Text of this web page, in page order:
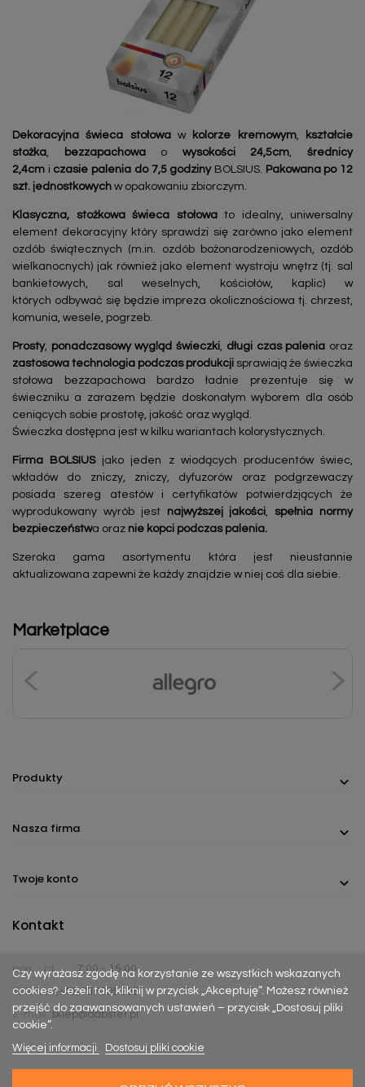
Dekoracyjna świeca stołowaw kolorze kremowym,
kształcie
stożka, bezzapachowao wysokości 24,5cm,średnicy
2,4cm i czasie palenia do 7,5 godzinyBOLSIUS. Pakowana po 12
szt. jednostkowych w opakowaniu zbiorczym.
Klasyczna, stożkowa świeca stołowato idealny, uniwersalny
element dekoracyjny który sprawdzi się zarówno jako element
ozdób świątecznych (m.in. ozdób bożonarodzeniowych, ozdób
wielkanocnych) jak również jako element wystroju wnętrz (tj. sal
bankietowych, sal weselnych, kościołów, kaplic) w
których odbywać się będzie impreza okolicznościowa tj. chrzest,
komunia, wesele, pogrzeb.
Prosty, ponadczasowy wygląd świeczki, długi czas palenia oraz
zastosowa technologia podczas produkcji sprawiają że świeczka
stołowa bezzapachowa bardzo ładnie prezentuje się w
świeczniku a zarazem będzie doskonałym wyborem dla osób
ceniących sobie prostotę, jakość oraz wygląd.
Świeczka dostępna jest w kilku wariantach kolorystycznych.
Firma BOLSIUSjako jeden z wiodących producentów świec,
wkładów do zniczy, zniczy, dyfuzorów oraz podgrzewaczy
posiada szereg atestów i certyfikatów potwierdzjących że
wyprodukowany wyrób jest
najwyższej jakości,spełnia normy
bezpieczeństwa oraz nie kopci podczas palenia.
Szeroka gama asortymentu która jest nieustannie
aktualizowana zapewni że każdy znajdzie w niej coś dla siebie.
Marketplace
Produkty
Nasza firma
Twoje konto
Czy wyrażasz zgodę na korzystanie ze wszystkich wskazanych
cookies? Jeżeli tak, kliknij w przycisk „Akceptuję”. Możesz również
przejść do zaawansowanych ustawień – przycisk „Dostosuj pliki
cookie”.
Więcej informacji
Dostosuj pliki cookie
Kontakt
pon. - pt.
7:00 - 15:00
Telefon:(+48) 737 305 306
E-mail: sklep@dabster.pl